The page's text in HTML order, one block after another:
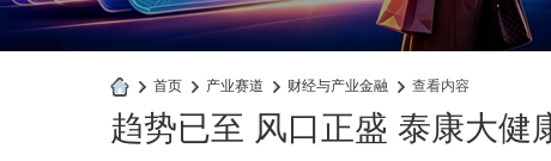
快
› 首页 › 产业赛道 › 财经与产业金融 › 查看内容
趋势已至 风口正盛 泰康大健